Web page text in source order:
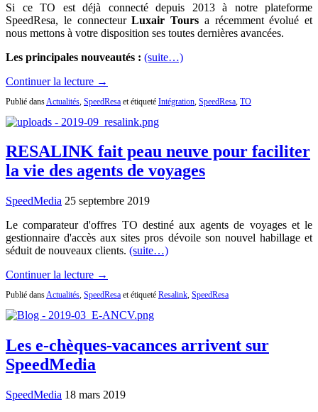
Si ce TO est déjà connecté depuis 2013 à notre plateforme
SpeedResa, le connecteurLuxair Tours a récemment évolué et
nous mettons à votre disposition ses toutes dernières avancées.
Les principales nouveautés : (suite…)
Continuer la lecture →
Publié dans Actualités SpeedResa et étiqueté Intégration SpeedResa TO
RESALINK fait peau neuve pour faciliter
la vie des agents de voyages
SpeedMedia 25 septembre 2019
Le comparateur d'offres TO destiné aux agents de voyages et le
gestionnaire d'accès aux sites pros dévoile son nouvel habillage et
séduit de nouveaux clients. (suite…)
Continuer la lecture →
Publié dansActualités, SpeedResa et étiqueté Resalink, SpeedResa
Les e-chèques-vacances arrivent sur
SpeedMedia
SpeedMedia 18 mars 2019